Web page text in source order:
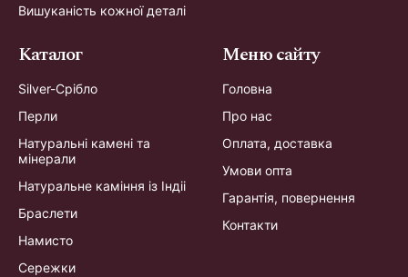
Вишуканість кожної деталі
Каталог
Silver-Срібло
Перли
Натуральні камені та
мінерали
Натуральне каміння із Індіі
Браслети
Намисто
Сережки
Меню сайту
Головна
Про нас
Оплата, доставка
Умови опта
Гарантія, повернення
Контакти